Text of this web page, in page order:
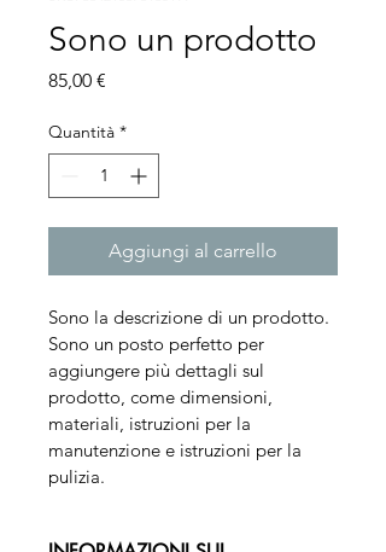
Sono un prodotto
85,00 €
Quantità *
Aggiungi al carrello
Sono la descrizione di un prodotto.
Sono un posto perfetto per
aggiungere più dettagli sul
prodotto, come dimensioni,
materiali, istruzioni per la
manutenzione e istruzioni per la
pulizia.